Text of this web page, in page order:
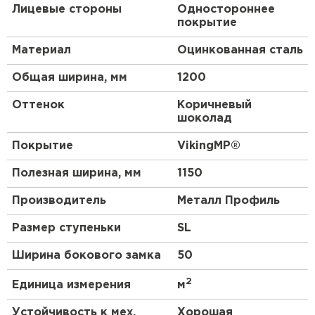
Основу покрытия составляет особый полимер,
который придаёт декоративному материалу
необычную фактуру и благородную матовость.
Помимо эстетической функции,
VikingMP®обладает хорошей пластичностью и
стойкостью к агрессивной среде. Покрытие
использования: металлочерепица, штакетник,
софит, сайдинг, профлист. Большой
популярностью оно пользуется при
строительстве коттеджей и частных домов.
Кровля с покрытием VikingMP® придаст вашему
дому оригинальный вид при минимальных
затратах. Гарантия на покрытие
VikingMP
®составляет до 10 лет*.
Преимущества:
Стойкость к коррозии, агрессивной среде,
ультрафиолету.
Лицевые стороны
Одностороннее
покрытие
Материал Оцинкованная сталь
Общая ширина, мм 1200
Оттенок
Коричневый
шоколад
Покрытие VikingMP®
Полезная ширина, мм 1150
Производитель Металл Профиль
Размер ступеньки SL
Ширина бокового замка 50
Единица измерения м2
Устойчивость к мех. Хорошая